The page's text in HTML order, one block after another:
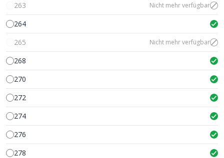
263
Nicht mehr verfügbar
264
265
Nicht mehr verfügbar
268
270
272
274
276
278